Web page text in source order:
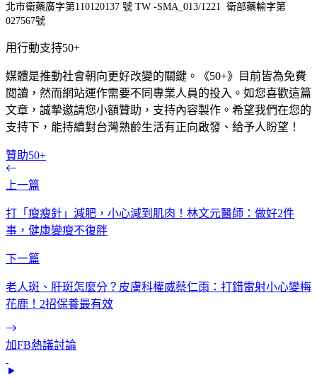
北市衛藥廣字第110120137 號 TW -SMA_013/1221 衛部藥輸字第
027567號
用行動支持50+
媒體是推動社會朝向更好改變的關鍵。《50+》目前皆為免費
閱讀，然而網站運作需要不同專業人員的投入。如您喜歡這篇
文章，誠摯邀請您小額贊助，支持內容製作。希望我們在您的
支持下，能持續對台灣熟齡生活有正向啟發、給予人盼望！
贊助50+
上一篇
打「瘦瘦針」減肥，小心減到肌肉！林文元醫師：做好2件
事，健康變瘦不復胖
下一篇
老人斑、肝斑怎麼分？皮膚科權威蔡仁雨：打錯雷射小心變梅
花鹿！2招保養最有效
加FB熱議討論